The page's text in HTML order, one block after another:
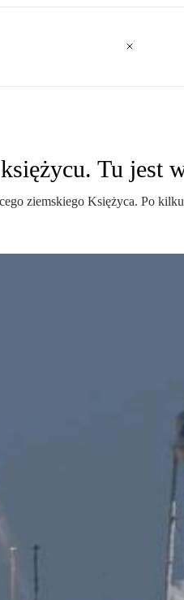
Tu jest
ziemskiego Księżyca. Po